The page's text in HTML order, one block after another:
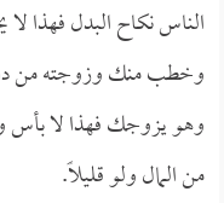
الناس نكاح البدل فهذا
وخطب منك وزوجته من
وهو يزوجك فهذا لا بأس
من المال ولو قليلاً.